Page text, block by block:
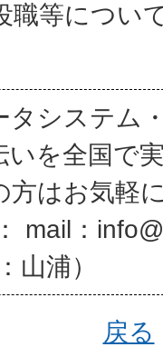
職等につい
システム
いを全国で
方はお気軽
mail：
山浦）
戻る